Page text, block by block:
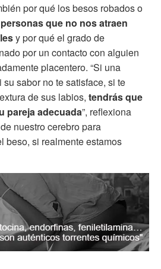
por qué los besos robados o
que no nos atraen
y por qué el grado de
por un contacto con alguien
placentero. “Si una
sabor no te satisface, si te
de sus labios, tendrás que
pareja adecuada”, reflexiona
nuestro cerebro para
beso, si realmente estamos